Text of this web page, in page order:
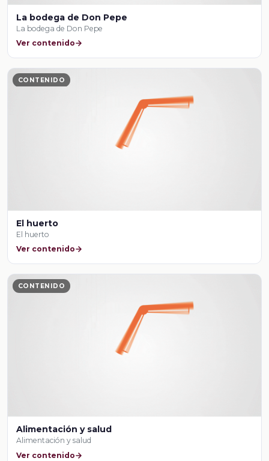
La bodega de Don Pepe
La bodega de Don Pepe
Ver contenido
CONTENIDO
El huerto
El huerto
Ver contenido
CONTENIDO
Alimentación y salud
Alimentación y salud
Ver contenido